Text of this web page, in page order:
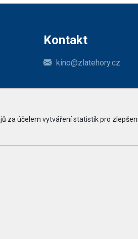
za účelem vytváření statistik pro
Kontakt
kino@zlatehory.cz